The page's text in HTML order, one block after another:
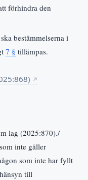
förhindra den
bestämmelserna i
7 § tillämpas.
↗
lag (2025:870)./
inte gäller
som inte har fyllt
till